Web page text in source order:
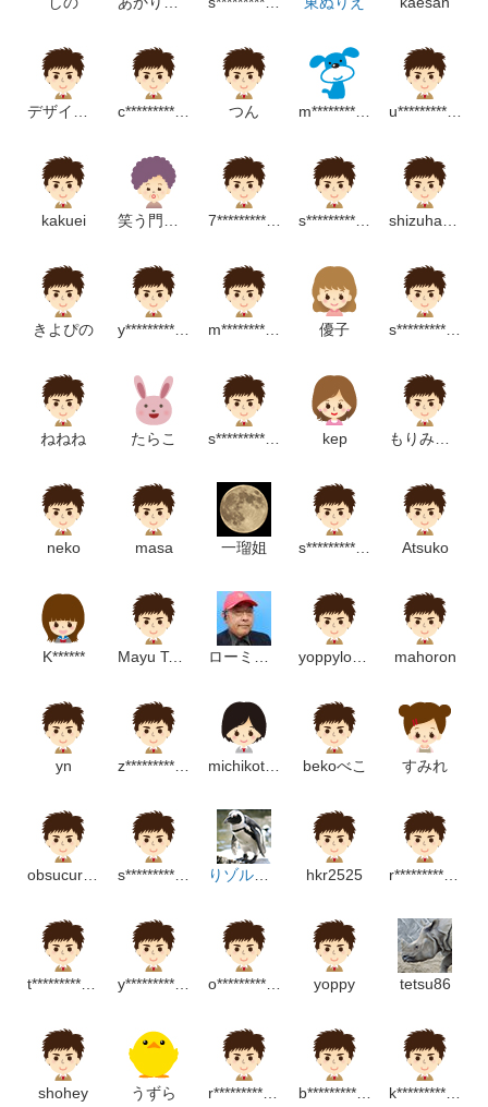
デザイナー４官民大阪 c*******************m つん m**********************m u*******************m
kakuei 笑う門にはスミ来る 7****************m s*******************p shizuhama
きよぴの y***************p m****************p 優子 s**********************m
ねねね たらこ s*********************m kep もりみえこ（micco）
neko masa 一瑠姐 s***********************m Atsuko
K****** Mayu Tominaga ローミン【学習】 yoppylovelucky mahoron
yn z********************m michikotomo bekoべこ すみれ
obsucura17 s******************m りゾルート hkr2525 r*******************************p
t*************p y***************************p o******************m yoppy tetsu86
shohey うずら r************************m b*************************p k****************************p